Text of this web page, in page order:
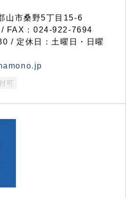
市桑野5丁目15-6
FAX：024-922-7694
/ 定休日：土曜日・日曜
可